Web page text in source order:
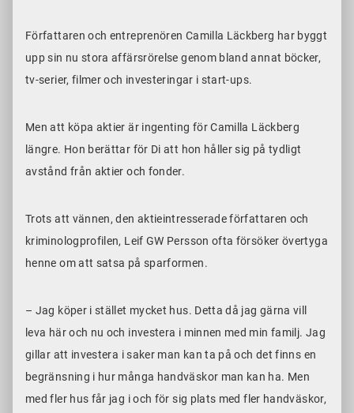
Författaren och entreprenören Camilla Läckberg har byggt
upp sin nu stora affärsrörelse genom bland annat böcker,
tv-serier, filmer och investeringar i start-ups.
Men att köpa aktier är ingenting för Camilla Läckberg
längre. Hon berättar för Di att hon håller sig på tydligt
avstånd från aktier och fonder.
Trots att vännen, den aktieintresserade författaren och
kriminologprofilen, Leif GW Persson ofta försöker övertyga
henne om att satsa på sparformen.
– Jag köper i stället mycket hus. Detta då jag gärna vill
leva här och nu och investera i minnen med min familj. Jag
gillar att investera i saker man kan ta på och det finns en
begränsning i hur många handväskor man kan ha. Men
med fler hus får jag i och för sig plats med fler handväskor,